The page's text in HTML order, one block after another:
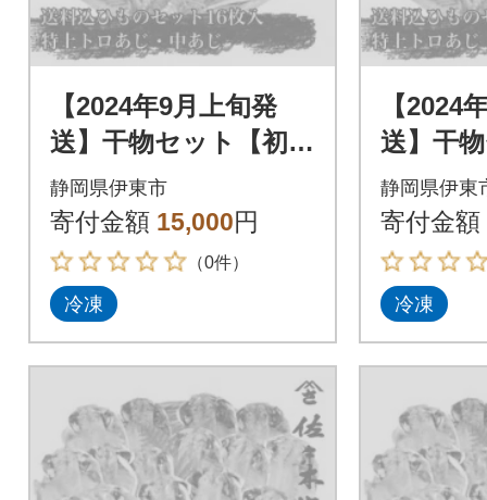
【2024年9月上旬発
送】干物セット【初島
C】特トロあじ・中あ
じ各8枚 伊豆・伊東
の干物詰め合わせ
静岡県伊東市
寄付金額 15,000円
（0件）
冷凍
【2024
送】干
C】特ト
じ各8
の干物
静岡県伊東
寄付金額
冷凍